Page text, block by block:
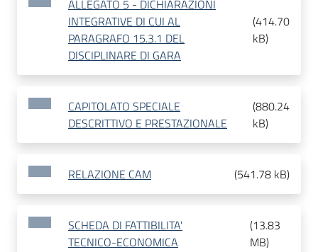
ALLEGATO 5 - DICHIARAZIONI
INTEGRATIVE DI CUI AL
PARAGRAFO 15.3.1 DEL
DISCIPLINARE DI GARA
(414.70
kB)
CAPITOLATO SPECIALE
DESCRITTIVO E PRESTAZIONALE
(880.24
kB)
RELAZIONE CAM (541.78 kB)
SCHEDA DI FATTIBILITA'
TECNICO-ECONOMICA
(13.83
MB)